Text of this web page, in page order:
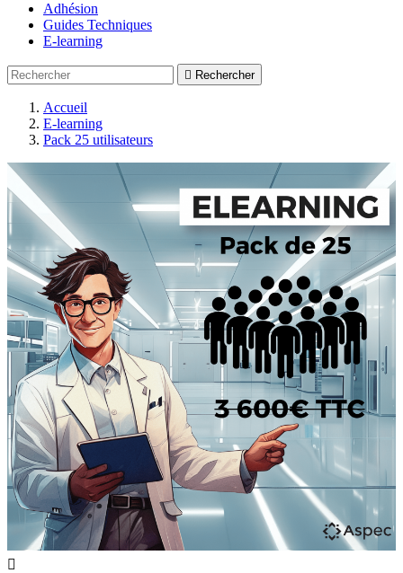
Adhésion
Guides Techniques
E-learning
 Rechercher
Accueil
E-learning
Pack 25 utilisateurs
